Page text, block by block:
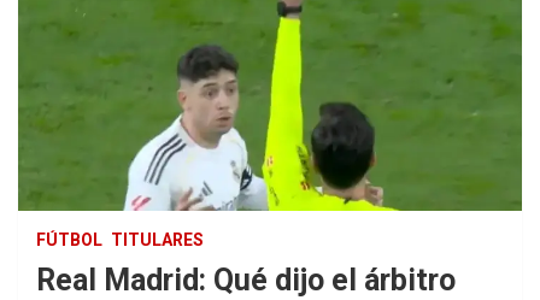
FÚTBOL TITULARES
Real Madrid: Qué dijo el árbitro